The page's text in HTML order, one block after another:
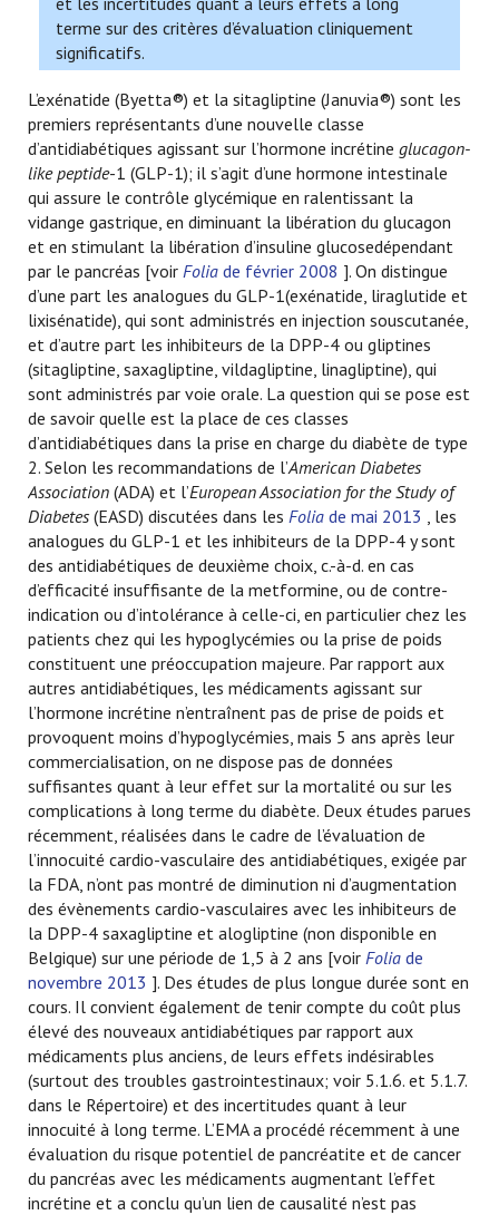
terme sur des critères d’évaluation cliniquement
significatifs.
L’exénatide (Byetta®) et la sitagliptine (Januvia®) sont les
premiers représentants d’une nouvelle classe
d’antidiabétiques agissant sur l’hormone incrétine glucagon-
like peptide-1 (GLP-1); il s’agit d’une hormone intestinale
qui assure le contrôle glycémique en ralentissant la
vidange gastrique, en diminuant la libération du glucagon
et en stimulant la libération d’insuline glucosedépendant
par le pancréas [voir Folia de février 2008 ]. On distingue
d’une part les analogues du GLP-1(exénatide, liraglutide et
lixisénatide), qui sont administrés en injection souscutanée,
et d’autre part les inhibiteurs de la DPP-4 ou gliptines
(sitagliptine, saxagliptine, vildagliptine, linagliptine), qui
sont administrés par voie orale. La question qui se pose est
de savoir quelle est la place de ces classes
d’antidiabétiques dans la prise en charge du diabète de type
2. Selon les recommandations de l’American Diabetes
Association (ADA) et l’European Association for the Study of
Diabetes (EASD) discutées dans les Folia de mai 2013 , les
analogues du GLP-1 et les inhibiteurs de la DPP-4 y sont
des antidiabétiques de deuxième choix, c.-à-d. en cas
d’efficacité insuffisante de la metformine, ou de contre-
indication ou d’intolérance à celle-ci, en particulier chez les
patients chez qui les hypoglycémies ou la prise de poids
constituent une préoccupation majeure. Par rapport aux
autres antidiabétiques, les médicaments agissant sur
l’hormone incrétine n’entraînent pas de prise de poids et
provoquent moins d’hypoglycémies, mais 5 ans après leur
commercialisation, on ne dispose pas de données
suffisantes quant à leur effet sur la mortalité ou sur les
complications à long terme du diabète. Deux études parues
récemment, réalisées dans le cadre de l’évaluation de
l’innocuité cardio-vasculaire des antidiabétiques, exigée par
la FDA, n’ont pas montré de diminution ni d’augmentation
des évènements cardio-vasculaires avec les inhibiteurs de
la DPP-4 saxagliptine et alogliptine (non disponible en
Belgique) sur une période de 1,5 à 2 ans [voir Folia de
novembre 2013 ]. Des études de plus longue durée sont en
cours. Il convient également de tenir compte du coût plus
élevé des nouveaux antidiabétiques par rapport aux
médicaments plus anciens, de leurs effets indésirables
(surtout des troubles gastrointestinaux; voir 5.1.6. et 5.1.7.
dans le Répertoire) et des incertitudes quant à leur
innocuité à long terme. L’EMA a procédé récemment à une
évaluation du risque potentiel de pancréatite et de cancer
du pancréas avec les médicaments augmentant l’effet
incrétine et a conclu qu’un lien de causalité n’est pas